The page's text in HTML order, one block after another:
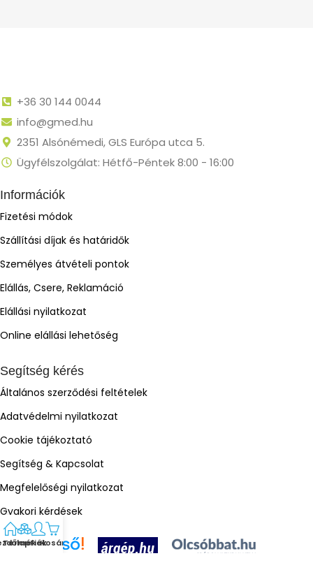
+36 30 144 0044
info@gmed.hu
2351 Alsónémedi, GLS Európa utca 5.
Ügyfélszolgálat: Hétfő-Péntek 8:00 - 16:00
Információk
Fizetési módok
Szállítási díjak és határidők
Személyes átvételi pontok
Elállás, Csere, Reklamáció
Elállási nyilatkozat
Online elállási lehetőség
Segítség kérés
Általános szerződési feltételek
Adatvédelmi nyilatkozat
Cookie tájékoztató
Segítség & Kapcsolat
Megfelelőségi nyilatkozat
Gyakori kérdések
Termékek
FiókKosár